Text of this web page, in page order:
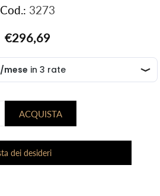
Cod.: 3273
€296,69